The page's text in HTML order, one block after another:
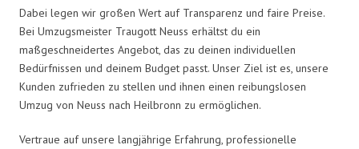
Dabei legen wir großen Wert auf Transparenz und faire Preise.
Bei Umzugsmeister Traugott Neuss erhältst du ein
maßgeschneidertes Angebot, das zu deinen individuellen
Bedürfnissen und deinem Budget passt. Unser Ziel ist es, unsere
Kunden zufrieden zu stellen und ihnen einen reibungslosen
Umzug von Neuss nach Heilbronn zu ermöglichen.
Vertraue auf unsere langjährige Erfahrung, professionelle